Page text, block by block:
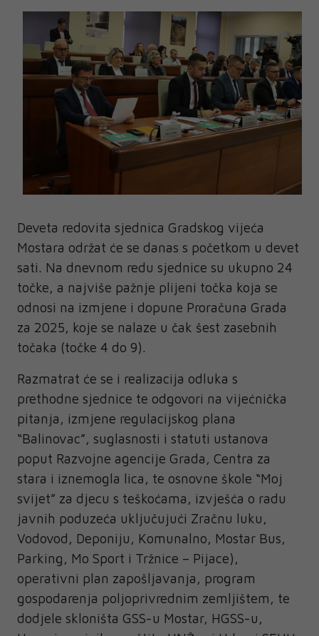
Deveta redovita sjednica Gradskog vijeća
Mostara održat će se danas s početkom u devet
sati. Na dnevnom redu sjednice su ukupno 24
točke, a najviše pažnje plijeni točka koja se
odnosi na izmjene i dopune Proračuna Grada
za 2025, koje se nalaze u čak šest zasebnih
točaka (točke 4 do 9).
Razmatrat će se i realizacija odluka s
prethodne sjednice te odgovori na vijećnička
pitanja, izmjene regulacijskog plana
“Balinovac”, suglasnosti i statuti ustanova
poput Razvojne agencije Grada, Centra za
stara i iznemogla lica, te osnovne škole “Moj
svijet” za djecu s teškoćama, izvješća o radu
javnih poduzeća uključujući Zračnu luku,
Vodovod, Deponiju, Komunalno, Mostar Bus,
Parking, Mo Sport i Tržnice – Pijace),
operativni plan zapošljavanja, program
gospodarenja poljoprivrednim zemljištem, te
dodjele skloništa GSS-u Mostar, HGSS-u,